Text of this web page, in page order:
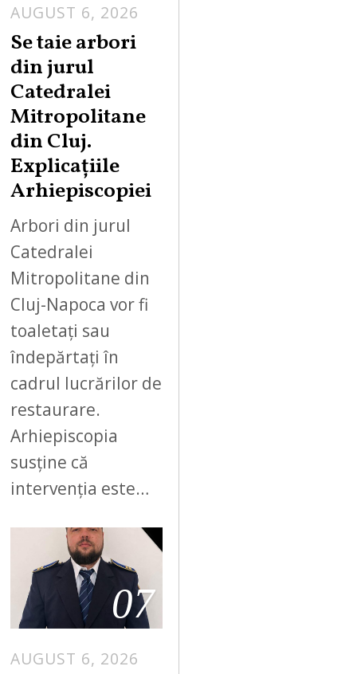
AUGUST 6, 2026
Se taie arbori
din jurul
Catedralei
Mitropolitane
din Cluj.
Explicațiile
Arhiepiscopiei
Arbori din jurul
Catedralei
Mitropolitane din
Cluj-Napoca vor fi
toaletați sau
îndepărtați în
cadrul lucrărilor de
restaurare.
Arhiepiscopia
susține că
intervenția este…
07
AUGUST 6, 2026